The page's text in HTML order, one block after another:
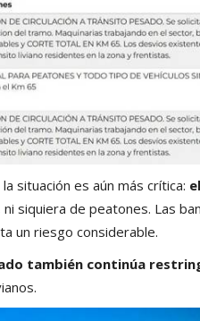
la situación es aún más crítica:
siquiera de peatones. Las
un riesgo considerable.
también continúa